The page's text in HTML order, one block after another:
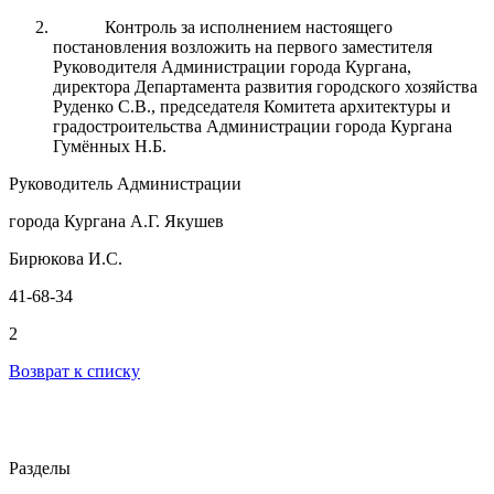
Контроль за исполнением настоящего
постановления возложить на первого заместителя
Руководителя Администрации города Кургана,
директора Департамента развития городского хозяйства
Руденко С.В., председателя Комитета архитектуры и
градостроительства Администрации города Кургана
Гумённых Н.Б.
Руководитель Администрации
города Кургана А.Г. Якушев
Бирюкова И.С.
41-68-34
2
Возврат к списку
Разделы